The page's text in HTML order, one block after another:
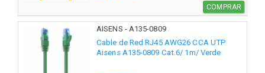
COMPRAR
AISENS - A135-0809
Cable de Red RJ45 AWG26 CCA UTP
Aisens A135-0809 Cat.6/ 1m/ Verde